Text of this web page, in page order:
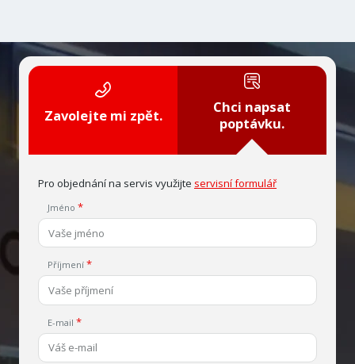
Zavolejte mi zpět.
Chci napsat
poptávku.
Pro objednání na servis využijte servisní formulář
Jméno
Příjmení
E-mail